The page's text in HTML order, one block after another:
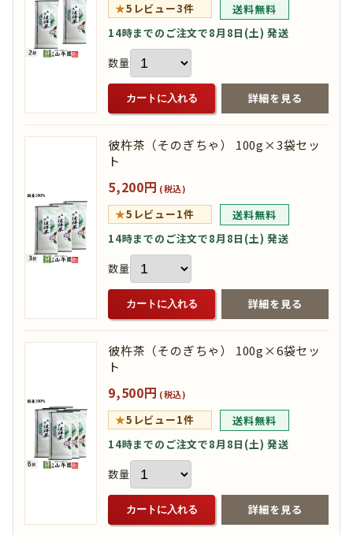
★5 レビュー3件
送料無料
14時までのご注文で8月8日(土) 発送
数量
カートに入れる 詳細を見る
彼杵茶（そのぎちゃ） 100g×3袋セッ
ト
5,200円 (税込)
★5 レビュー1件
送料無料
14時までのご注文で8月8日(土) 発送
数量
カートに入れる 詳細を見る
彼杵茶（そのぎちゃ） 100g×6袋セッ
ト
9,500円 (税込)
★5 レビュー1件
送料無料
14時までのご注文で8月8日(土) 発送
数量
カートに入れる 詳細を見る